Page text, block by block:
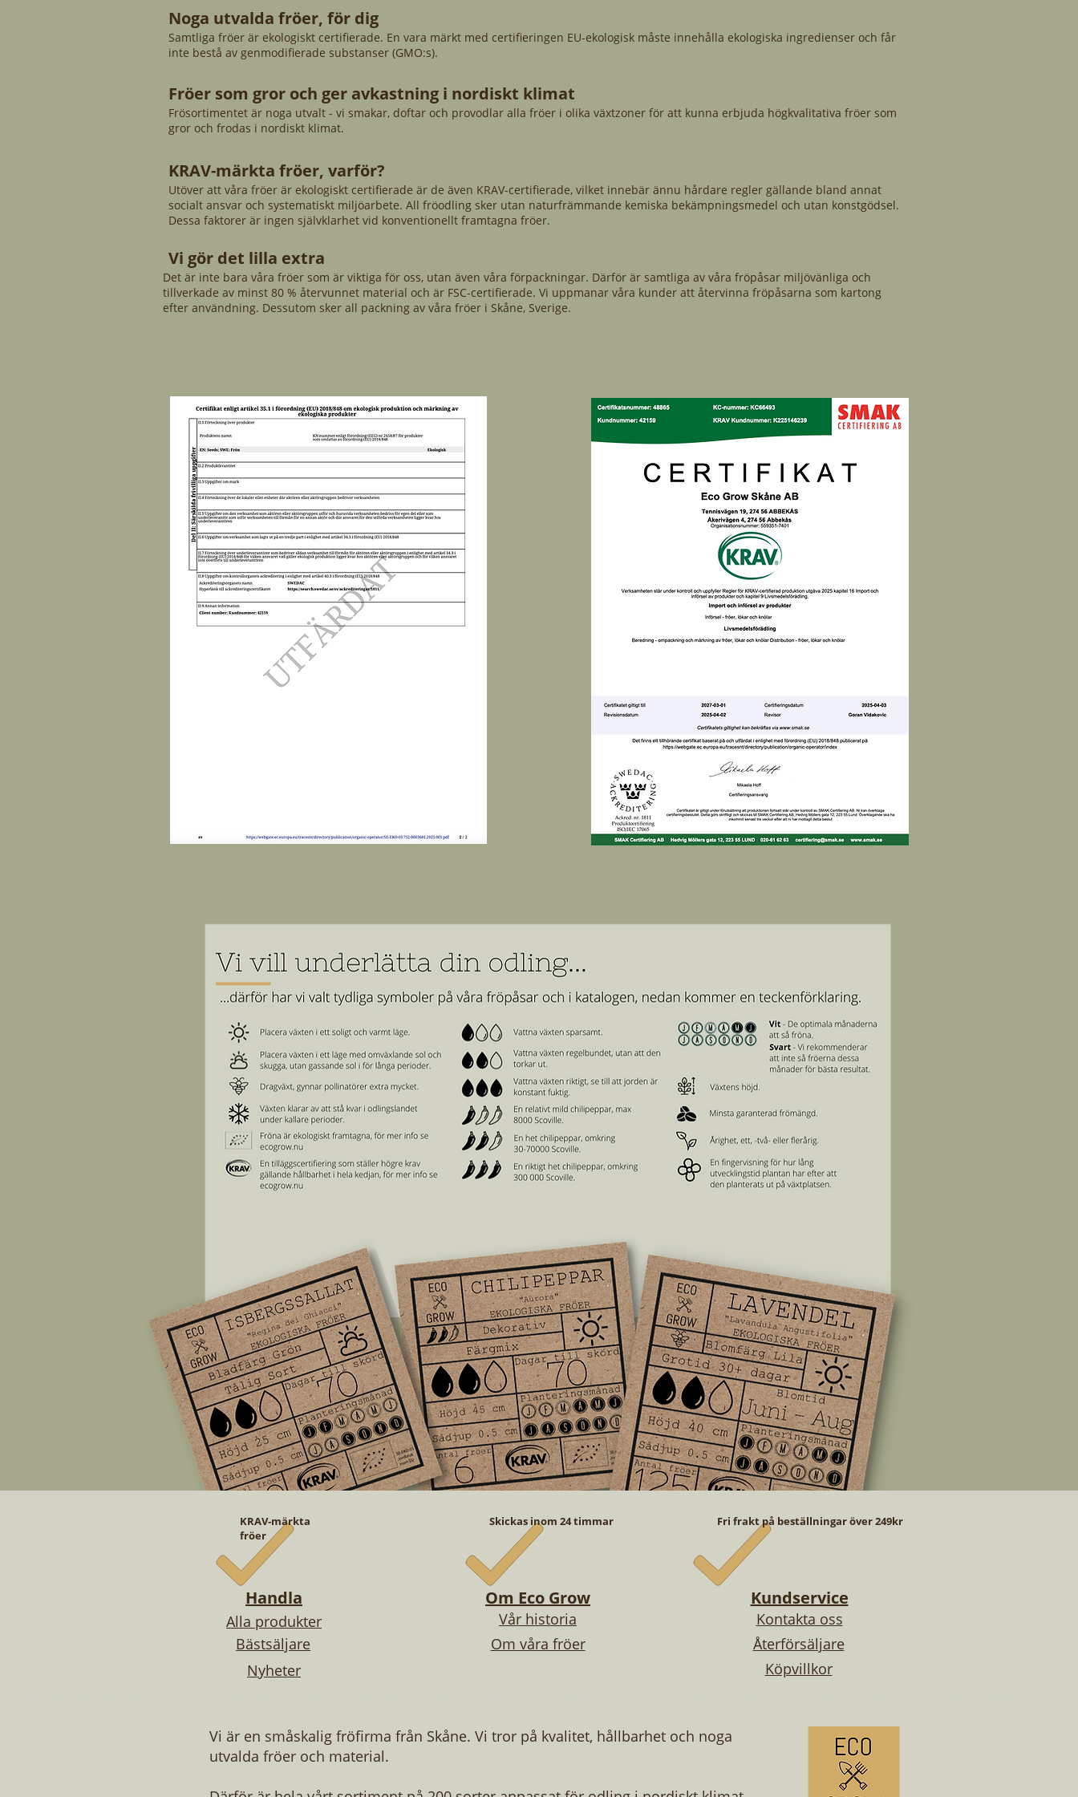
Noga utvalda fröer, för dig
Samtliga fröer är ekologiskt certifierade. En vara märkt med certifieringen EU-ekologisk måste innehålla ekologiska ingredienser och får
inte bestå av genmodifierade substanser (GMO:s).
Fröer som gror och ger avkastning i nordiskt klimat
Frösortimentet är noga utvalt - vi smakar, doftar och provodlar alla fröer i olika växtzoner för att kunna erbjuda högkvalitativa fröer som
gror och frodas i nordiskt klimat.
KRAV-märkta fröer, varför?
Utöver att våra fröer är ekologiskt certifierade är de även KRAV-certifierade, vilket innebär ännu hårdare regler gällande bland annat
socialt ansvar och systematiskt miljöarbete. All fröodling sker utan naturfrämmande kemiska bekämpningsmedel och utan konstgödsel.
Dessa faktorer är ingen självklarhet vid konventionellt framtagna fröer.
Vi gör det lilla extra
Det är inte bara våra fröer som är viktiga för oss, utan även våra förpackningar. Därför är samtliga av våra fröpåsar miljövänliga och
tillverkade av minst 80 % återvunnet material​ och är FSC-certifierade. Vi uppmanar våra kunder att återvinna fröpåsarna som kartong
efter användning. Dessutom sker all packning av våra fröer i Skåne, Sverige.
KRAV-märkta
fröer
Skickas inom 24 timmar Fri frakt på beställningar över 249kr
Handla
Alla produkter
Bästsäljare
Nyheter
Om Eco Grow
Vår historia
Om våra fröer
Kundservice
Kontakta oss
Återförsäljare
Köpvillkor
Vi är en småskalig fröfirma från Skåne. Vi tror på kvalitet, hållbarhet och noga
utvalda fröer och material.